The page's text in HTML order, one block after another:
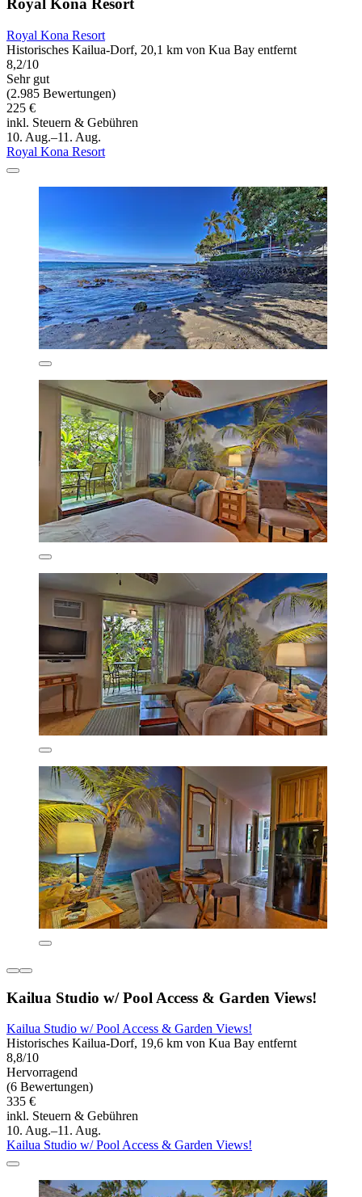
Royal Kona Resort
Royal Kona Resort
Historisches Kailua-Dorf, 20,1 km von Kua Bay entfernt
8,2/10
Sehr gut
(2.985 Bewertungen)
225 €
inkl. Steuern & Gebühren
10. Aug.–11. Aug.
Royal Kona Resort
Kailua Studio w/ Pool Access & Garden Views!
Kailua Studio w/ Pool Access & Garden Views!
Historisches Kailua-Dorf, 19,6 km von Kua Bay entfernt
8,8/10
Hervorragend
(6 Bewertungen)
335 €
inkl. Steuern & Gebühren
10. Aug.–11. Aug.
Kailua Studio w/ Pool Access & Garden Views!